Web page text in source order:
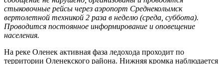
стыковочные рейсы через аэропорт Среднеколымск
вертолетной техникой 2 раза в неделю (среда, суббота).
Проводится постоянное информирование и оповещение
населения.
На реке Оленек активная фаза ледохода проходит по
территории Оленекского района. Нижняя кромка наблюдается